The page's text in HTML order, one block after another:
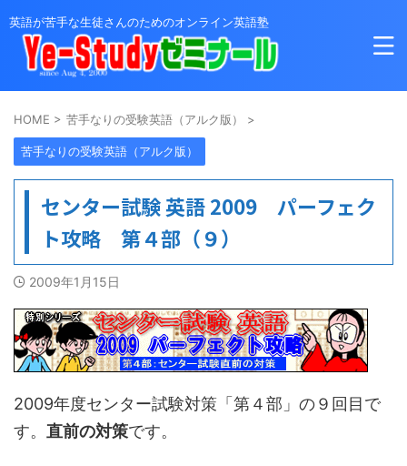
英語が苦手な生徒さんのためのオンライン英語塾
HOME > 苦手なりの受験英語（アルク版） >
苦手なりの受験英語（アルク版）
センター試験 英語 2009 パーフェク
ト攻略 第４部（９）
2009年1月15日
2009年度センター試験対策「第４部」の９回目で
す。 直前の対策です。